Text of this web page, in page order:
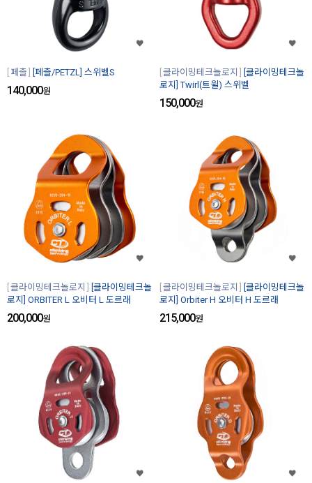
페츨 [페츨/PETZL] 스위벨S
140,000원
클라이밍테크놀로지
[클라이밍테크놀
로지] Twirl(트윌) 스위벨
150,000원
클라이밍테크놀로지
[클라이밍테크놀
로지] ORBITER L 오비터 L 도르래
200,000원
클라이밍테크놀로지
[클라이밍테크놀
로지] Orbiter H 오비터 H 도르래
215,000원